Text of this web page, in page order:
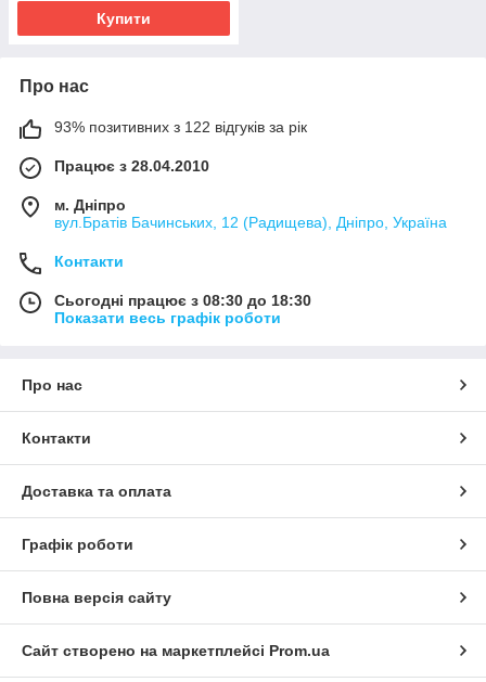
Купити
Про нас
93% позитивних з 122 відгуків за рік
Працює з 28.04.2010
м. Дніпро
вул.Братів Бачинських, 12 (Радищева), Дніпро, Україна
Контакти
Сьогодні працює з 08:30 до 18:30
Показати весь графік роботи
Про нас
Контакти
Доставка та оплата
Графік роботи
Повна версія сайту
Сайт створено на маркетплейсі Prom.ua